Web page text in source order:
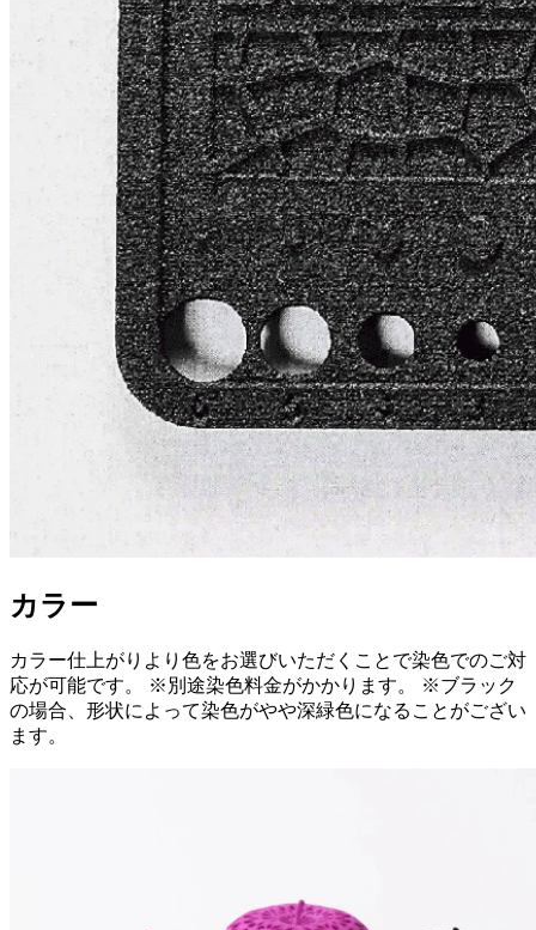
カラー
カラー仕上がりより色をお選びいただくことで染色でのご対
応が可能です。 ※別途染色料金がかかります。 ※ブラック
の場合、形状によって染色がやや深緑色になることがござい
ます。